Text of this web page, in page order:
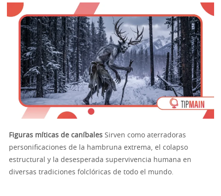
Figuras míticas de caníbales Sirven como aterradoras
personificaciones de la hambruna extrema, el colapso
estructural y la desesperada supervivencia humana en
diversas tradiciones folclóricas de todo el mundo.